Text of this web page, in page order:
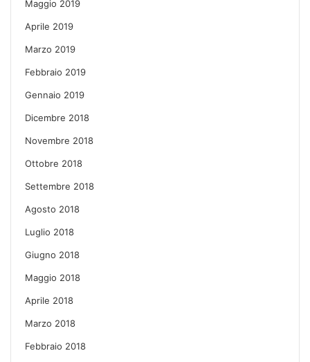
Maggio 2019
Aprile 2019
Marzo 2019
Febbraio 2019
Gennaio 2019
Dicembre 2018
Novembre 2018
Ottobre 2018
Settembre 2018
Agosto 2018
Luglio 2018
Giugno 2018
Maggio 2018
Aprile 2018
Marzo 2018
Febbraio 2018